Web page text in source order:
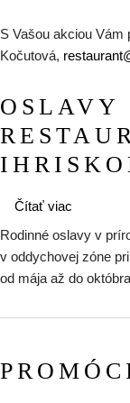
S Vašou akciou
Kočutová,
OSLAVY
Čítať viac
Rodinné oslavy v
v oddychovej zóne
od mája až do